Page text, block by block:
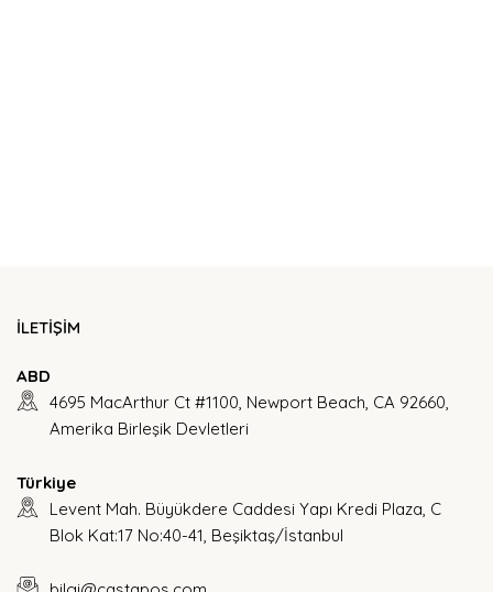
İLETİŞİM
ABD
4695 MacArthur Ct #1100, Newport Beach, CA 92660,
Amerika Birleşik Devletleri
Türkiye
Levent Mah. Büyükdere Caddesi Yapı Kredi Plaza, C
Blok Kat:17 No:40-41, Beşiktaş/İstanbul